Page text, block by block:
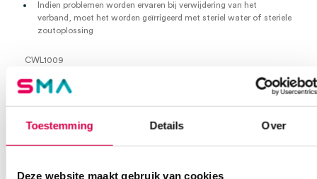
Toestemming Details Over
Deze website maakt gebruik van cookies
Indien problemen worden ervaren bij verwijdering van het
verband, moet het worden geïrrigeerd met steriel water of steriele
zoutoplossing
CWL1009
Met kleefrand
Steriel